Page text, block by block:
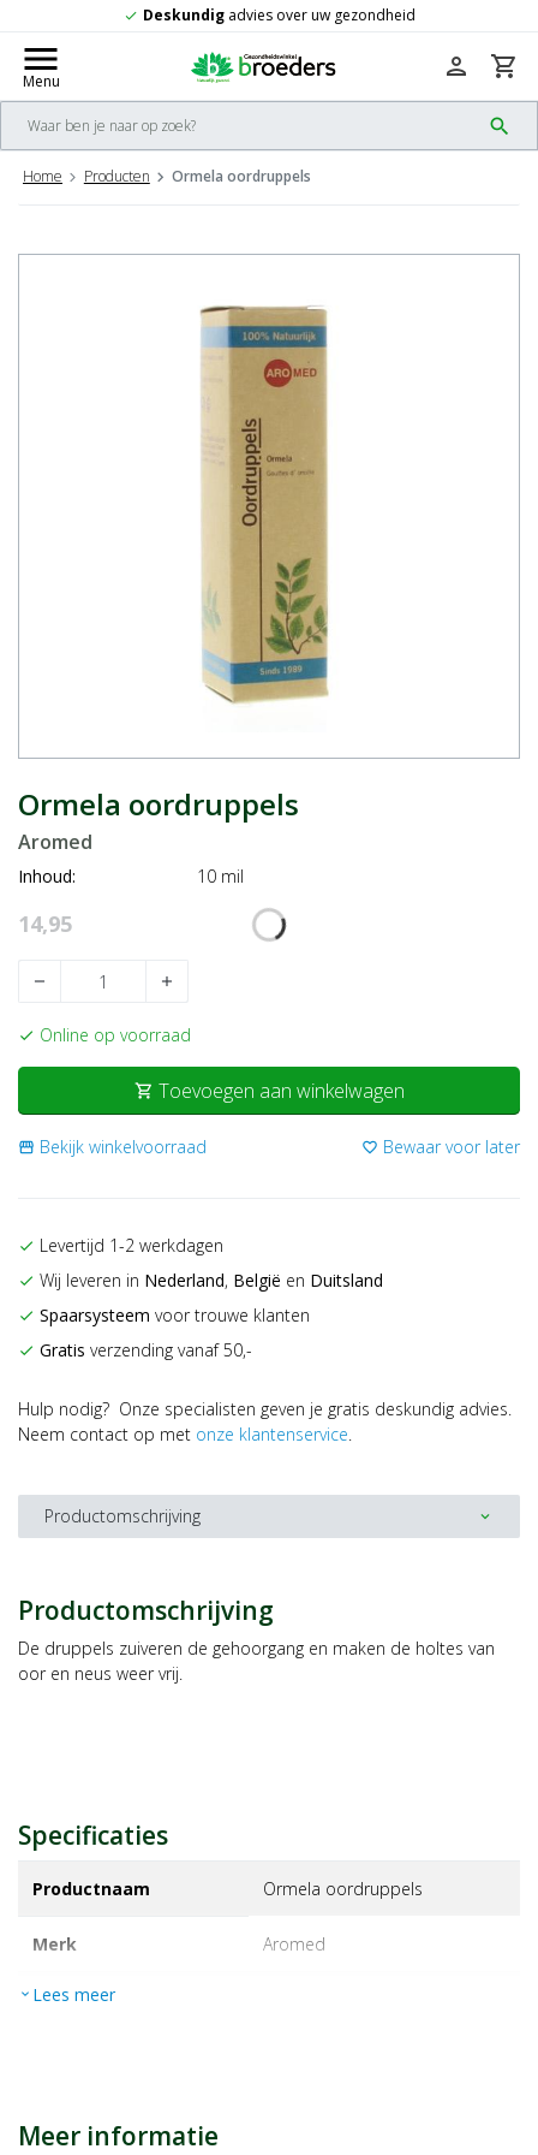
check Deskundigadvies over uw gezondheid
menu
Menu
search
person shopping_cart
Home Producten Ormela oordruppels
Ormela oordruppels
Aromed
Inhoud: 10 mil
14,95
remove add
check Online op voorraad
shopping_cart Toevoegen aan winkelwagen
storefront Bekijk winkelvoorraad favorite_border Bewaar voor later
check Levertijd 1-2 werkdagen
check Wij leveren in Nederland, België en Duitsland
check Spaarsysteem voor trouwe klanten
check Gratis verzending vanaf 50,-
Hulp nodig? Onze specialisten geven je gratis deskundig advies.
Neem contact op met onze klantenservice.
Productomschrijving expand_more
Productomschrijving
De druppels zuiveren de gehoorgang en maken de holtes van
oor en neus weer vrij.
Specificaties
Productnaam Ormela oordruppels
Merk aromed
EAN
expand_more Lees meer
Meer informatie